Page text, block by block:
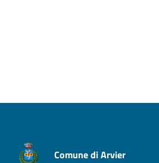
Comune di Arvier